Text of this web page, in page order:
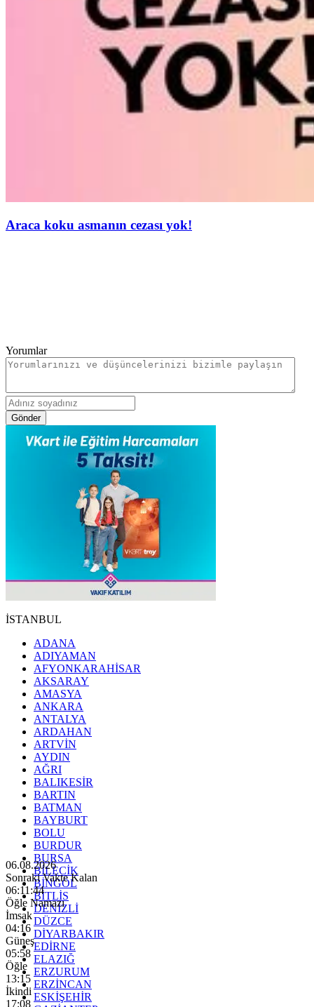
Araca koku asmanın cezası yok!
Yorumlar
Gönder
İSTANBUL
ADANA
ADIYAMAN
AFYONKARAHİSAR
AKSARAY
AMASYA
ANKARA
ANTALYA
ARDAHAN
ARTVİN
AYDIN
AĞRI
BALIKESİR
BARTIN
BATMAN
BAYBURT
BOLU
BURDUR
BURSA
BİLECİK
BİNGÖL
BİTLİS
DENİZLİ
DÜZCE
DİYARBAKIR
EDİRNE
ELAZIĞ
ERZURUM
ERZİNCAN
ESKİŞEHİR
06.08.2026
Sonraki Vakte Kalan
06:11:42
Öğle Namazı
İmsak
04:16
Güneş
05:58
Öğle
13:15
İkindi
17:08